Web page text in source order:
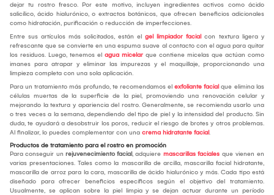
dejar tu rostro fresco. Por este motivo, incluyen ingredientes activos como ácido
salicílico, ácido hialurónico, o extractos botánicos, que ofrecen beneficios adicionales
como hidratación, purificación o reducción de imperfecciones.
Entre sus artículos más solicitados, están el gel limpiador facial con textura ligera y
refrescante que se convierte en una espuma suave al contacto con el agua para quitar
los residuos. Luego, tenemos el agua micelar que contiene micelas que actúan como
imanes para atrapar y eliminar las impurezas y el maquillaje, proporcionando una
limpieza completa con una sola aplicación.
Para un tratamiento más profundo, te recomendamos el exfoliante facial que elimina las
células muertas de la superficie de la piel, promoviendo una renovación celular y
mejorando la textura y apariencia del rostro. Generalmente, se recomienda usarlo una
o tres veces a la semana, dependiendo del tipo de piel y la intensidad del producto. Sin
duda, te ayudará a desobstruir los poros, reducir el riesgo de brotes y otros problemas.
Al finalizar, lo puedes complementar con una crema hidratante facial.
Productos de tratamiento para el rostro en promoción
Para conseguir un rejuvenecimiento facial, adquiere mascarillas faciales que vienen en
varias presentaciones. Tales como la mascarilla de arcilla, mascarilla facial hidratante,
mascarilla de arroz para la cara, mascarilla de ácido hialurónico y más. Cada tipo está
diseñado para ofrecer beneficios específicos según el objetivo del tratamiento.
Usualmente, se aplican sobre la piel limpia y se dejan actuar durante un período